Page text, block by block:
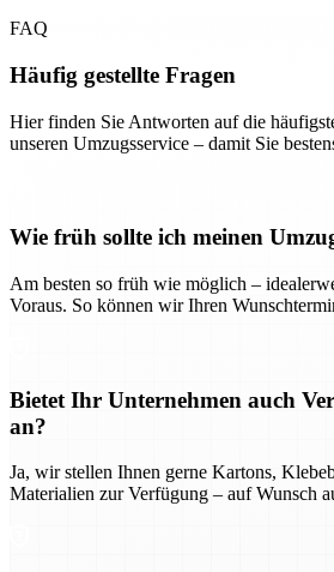
FAQ
Häufig gestellte Fragen
Hier finden Sie Antworten auf die
unseren Umzugsservice – damit Sie
Wie früh sollte ich meinen
Am besten so früh wie möglich –
Voraus. So können wir Ihren
Bietet Ihr Unternehmen auch
an?
Ja, wir stellen Ihnen gerne Kartons,
Materialien zur Verfügung – auf Wunsch